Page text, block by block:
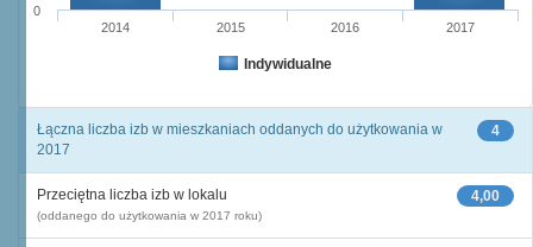
Indywidualne
2014 2015 2016 2017
0
4
Łączna liczba izb w mieszkaniach oddanych do użytkowania w
2017
4,00
Przeciętna liczba izb w lokalu
(oddanego do użytkowania w 2017 roku)